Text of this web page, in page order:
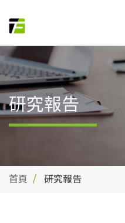
研究報告
首頁 研究報告